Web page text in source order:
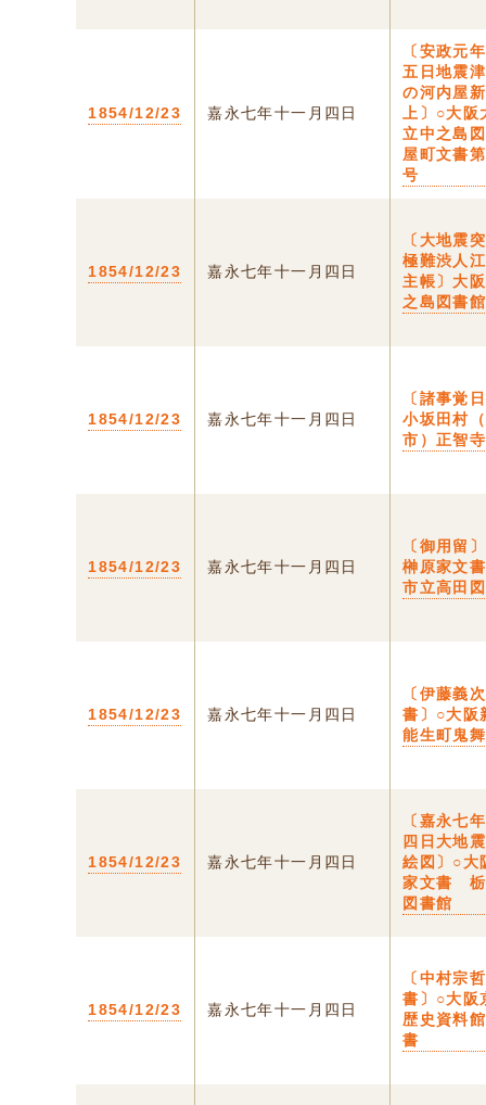
1854/12/23 嘉永七年十一月四日
〔安政元
五日地震
の河内屋
上〕○大阪
立中之島
屋町文書
号
1854/12/23 嘉永七年十一月四日
〔大地震
極難渋人
主帳〕大
之島図書館
1854/12/23 嘉永七年十一月四日
〔諸事覚
小坂田村
市）正智
1854/12/23 嘉永七年十一月四日
〔御用留
榊原家文
市立高田
1854/12/23 嘉永七年十一月四日
〔伊藤義
書〕○大阪
能生町鬼舞
1854/12/23 嘉永七年十一月四日
〔嘉永七
四日大地
絵図〕○大
家文書 栃
図書館
1854/12/23 嘉永七年十一月四日
〔中村宗
書〕○大阪
歴史資料
書